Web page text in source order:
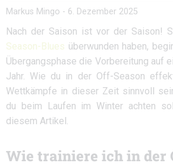
Markus Mingo - 6. Dezember 2025
Nach der Saison ist vor der Saison!
Season-Blues überwunden haben,
Übergangsphase die Vorbereitung auf
Jahr. Wie du in der Off-Season
Wettkämpfe in dieser Zeit sinnvoll
du beim Laufen im Winter achten
diesem Artikel.
Wie trainiere ich in der